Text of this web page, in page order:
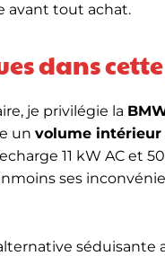
avant tout achat.
dans
je privilégie la
un volume intérieur
11 kW AC et
ses
séduisante